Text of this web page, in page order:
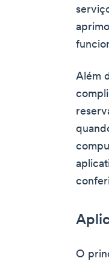
Além
O